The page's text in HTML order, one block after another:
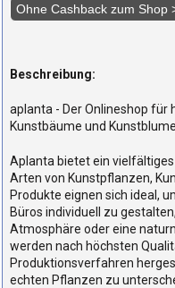
Beschreibung:
aplanta - Der Onlineshop für
Kunstbäume und
Aplanta bietet ein
Arten von Kunstpflanzen,
Produkte eignen sich ideal,
Büros individuell zu
Atmosphäre oder eine
werden nach höchsten
Produktionsverfahren
echten Pflanzen zu